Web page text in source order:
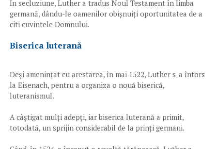
În secluziune, Luther a tradus Noul Testament în limba
germană, dându-le oamenilor obișnuiți oportunitatea de a
citi cuvintele Domnului.
Biserica luterană
Deși amenințat cu arestarea, în mai 1522, Luther s-a întors
la Eisenach, pentru a organiza o nouă biserică,
luteranismul.
A câștigat mulți adepți, iar biserica luterană a primit,
totodată, un sprijin considerabil de la prinți germani.